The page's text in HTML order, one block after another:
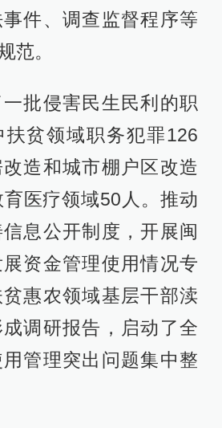
件、调查监督程序等
范。
批侵害民生民利的职
贫领域职务犯罪126
造和城市棚户区改造
医疗领域50人。推动
息公开制度，开展闽
资金管理使用情况专
惠农领域基层干部渎
调研报告，启动了全
管理突出问题集中整